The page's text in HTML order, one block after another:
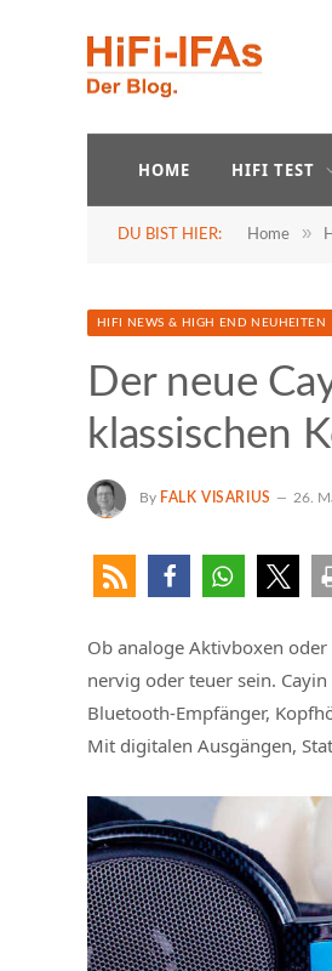
HOME HIFI TEST
DU BIST HIER: Home »
HIFI NEWS & HIGH END NEUHEITEN
Der neue
klassischen
By FALK VISARIUS 26.
Ob analoge Aktivboxen
nervig oder teuer sein.
Bluetooth-Empfänger,
Mit digitalen Ausgängen,